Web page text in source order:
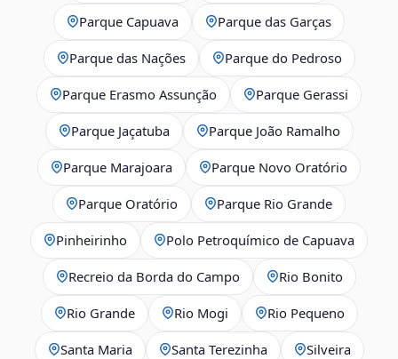
Parque Capuava Parque das Garças
Parque das Nações Parque do Pedroso
Parque Erasmo Assunção Parque Gerassi
Parque Jaçatuba Parque João Ramalho
Parque Marajoara Parque Novo Oratório
Parque Oratório Parque Rio Grande
Pinheirinho Polo Petroquímico de Capuava
Recreio da Borda do Campo Rio Bonito
Rio Grande Rio Mogi Rio Pequeno
Santa Maria Santa Terezinha Silveira